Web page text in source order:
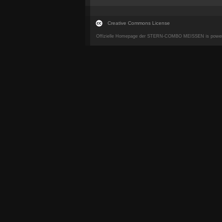
Creative Commons License
Offizielle Homepage der STERN-COMBO MEISSEN is